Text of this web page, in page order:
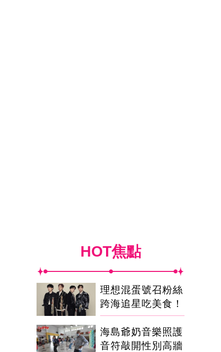
HOT焦點
理想混蛋號召粉絲
跨海追星吃美食！
海島爺奶音樂照護
音符敲開性別高牆